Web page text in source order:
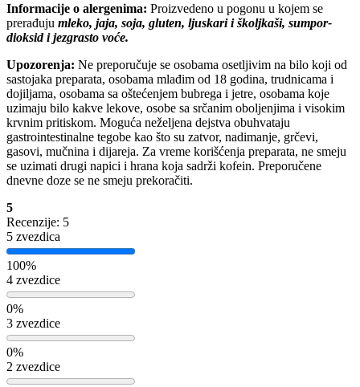
Informacije o alergenima: Proizvedeno u pogonu u kojem se
prerađuju mleko, jaja, soja, gluten, ljuskari i školjkaši, sumpor-
dioksid i jezgrasto voće.
Upozorenja: Ne preporučuje se osobama osetljivim na bilo koji od
sastojaka preparata, osobama mlađim od 18 godina, trudnicama i
dojiljama, osobama sa oštećenjem bubrega i jetre, osobama koje
uzimaju bilo kakve lekove, osobe sa srčanim oboljenjima i visokim
krvnim pritiskom. Moguća neželjena dejstva obuhvataju
gastrointestinalne tegobe kao što su zatvor, nadimanje, grčevi,
gasovi, mučnina i dijareja. Za vreme korišćenja preparata, ne smeju
se uzimati drugi napici i hrana koja sadrži kofein. Preporučene
dnevne doze se ne smeju prekoračiti.
5
Recenzije: 5
5 zvezdica
100%
4 zvezdice
0%
3 zvezdice
0%
2 zvezdice